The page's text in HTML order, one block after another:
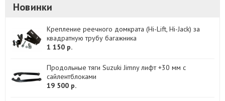
Новинки
Крепление реечного домкрата (Hi-Lift, Hi-Jack) за
квадратную трубу багажника
1 150 р.
Продольные тяги Suzuki Jimny лифт +30 мм с
сайлентблоками
19 500 р.